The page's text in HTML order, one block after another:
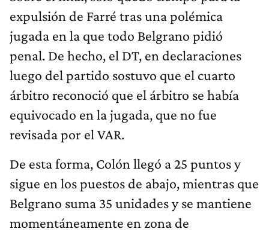
expulsión de Farré tras una polémica
jugada en la que todo Belgrano pidió
penal. De hecho, el DT, en declaraciones
luego del partido sostuvo que el cuarto
árbitro reconoció que el árbitro se había
equivocado en la jugada, que no fue
revisada por el VAR.
De esta forma, Colón llegó a 25 puntos y
sigue en los puestos de abajo, mientras que
Belgrano suma 35 unidades y se mantiene
momentáneamente en zona de